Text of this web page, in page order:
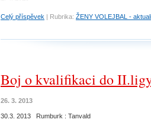
Celý příspěvek | Rubrika: ŽENY VOLEJBAL -
Boj o kvalifikaci do
26. 3. 2013
30.3. 2013 Rumburk : Tanvald